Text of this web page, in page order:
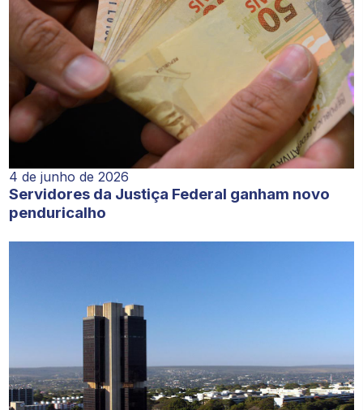
4 de junho de 2026
Servidores da Justiça Federal ganham novo
penduricalho